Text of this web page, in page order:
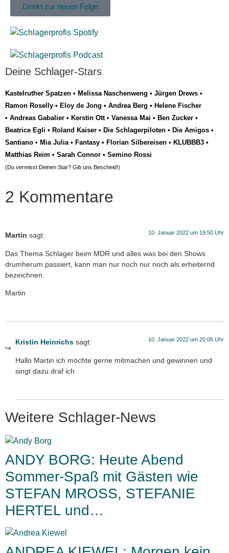
Direkt zur neuen Folge
Deine Schlager-Stars
Kastelruther Spatzen • Melissa Naschenweng • Jürgen Drews •
Ramon Roselly • Eloy de Jong • Andrea Berg • Helene Fischer
• Andreas Gabalier • Kerstin Ott• Vanessa Mai • Ben Zucker •
Beatrice Egli • Roland Kaiser • Die Schlagerpiloten • Die Amigos •
Santiano • Mia Julia• Fantasy • Florian Silbereisen • KLUBBB3 •
Matthias Reim • Sarah Connor • Semino Rossi
(Du vermisst Deinen Star? Gib uns Bescheid!)
2 Kommentare
Martin sagt: 10. Januar 2022 um 19:50 Uhr
Das Thema Schlager beim MDR und alles was bei den Shows
drumherum passiert, kann man nur noch nur noch als erheiternd
bezeichnen.
Martin
Kristin Heinrichs sagt: 10. Januar 2022 um 20:06 Uhr
Hallo Martin ich möchte gerne mitmachen und gewinnen und
singt dazu draf ich
Weitere Schlager-News
ANDY BORG: Heute Abend
Sommer-Spaß mit Gästen wie
STEFAN MROSS, STEFANIE
HERTEL und…